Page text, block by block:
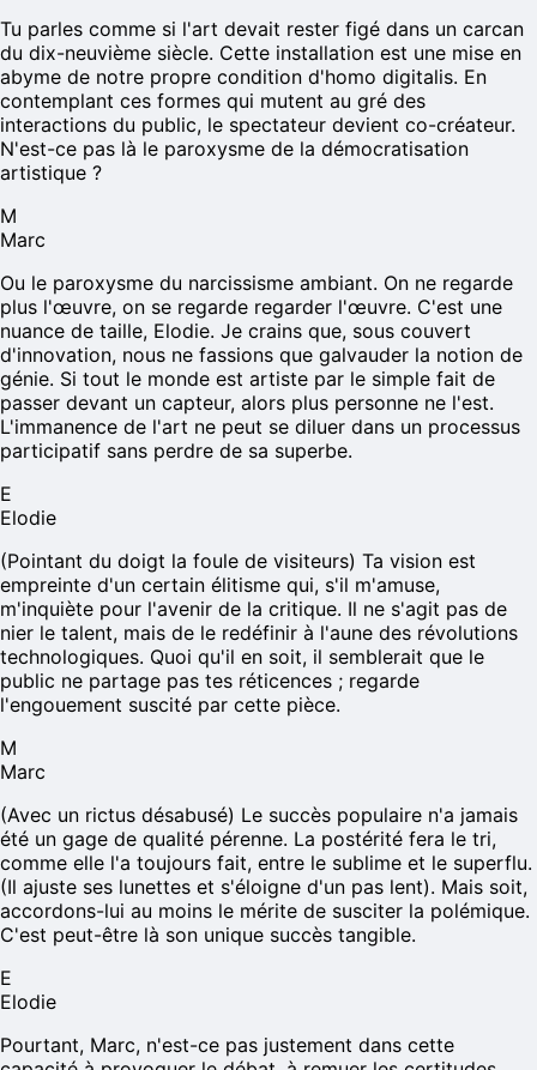
Tu parles comme si l'art devait rester figé dans un carcan
du dix-neuvième siècle. Cette installation est une mise en
abyme de notre propre condition d'homo digitalis. En
contemplant ces formes qui mutent au gré des
interactions du public, le spectateur devient co-créateur.
N'est-ce pas là le paroxysme de la démocratisation
artistique ?
M
Marc
Ou le paroxysme du narcissisme ambiant. On ne regarde
plus l'œuvre, on se regarde regarder l'œuvre. C'est une
nuance de taille, Elodie. Je crains que, sous couvert
d'innovation, nous ne fassions que galvauder la notion de
génie. Si tout le monde est artiste par le simple fait de
passer devant un capteur, alors plus personne ne l'est.
L'immanence de l'art ne peut se diluer dans un processus
participatif sans perdre de sa superbe.
E
Elodie
(Pointant du doigt la foule de visiteurs) Ta vision est
empreinte d'un certain élitisme qui, s'il m'amuse,
m'inquiète pour l'avenir de la critique. Il ne s'agit pas de
nier le talent, mais de le redéfinir à l'aune des révolutions
technologiques. Quoi qu'il en soit, il semblerait que le
public ne partage pas tes réticences ; regarde
l'engouement suscité par cette pièce.
M
Marc
(Avec un rictus désabusé) Le succès populaire n'a jamais
été un gage de qualité pérenne. La postérité fera le tri,
comme elle l'a toujours fait, entre le sublime et le superflu.
(Il ajuste ses lunettes et s'éloigne d'un pas lent). Mais soit,
accordons-lui au moins le mérite de susciter la polémique.
C'est peut-être là son unique succès tangible.
E
Elodie
Pourtant, Marc, n'est-ce pas justement dans cette